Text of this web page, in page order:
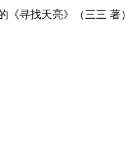
《寻找天亮》（三三 著